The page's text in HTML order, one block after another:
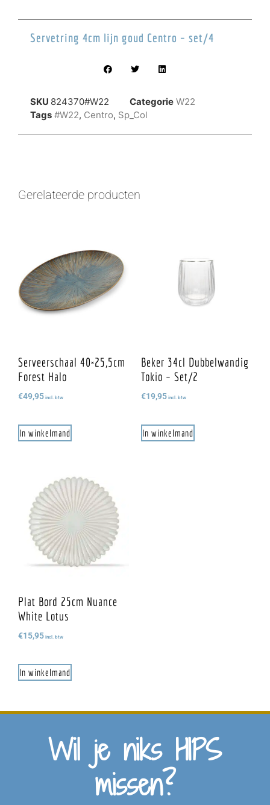
Servetring 4cm lijn goud Centro – set/4
SKU 824370#W22 Categorie W22
Tags #W22, Centro, Sp_Col
Gerelateerde producten
Serveerschaal 40×25,5cm
Forest Halo
€49,95 incl. btw
In winkelmand
Beker 34cl Dubbelwandig
Tokio – Set/2
€19,95 incl. btw
In winkelmand
Plat Bord 25cm Nuance
White Lotus
€15,95 incl. btw
In winkelmand
Wil je niks HIPS
missen?